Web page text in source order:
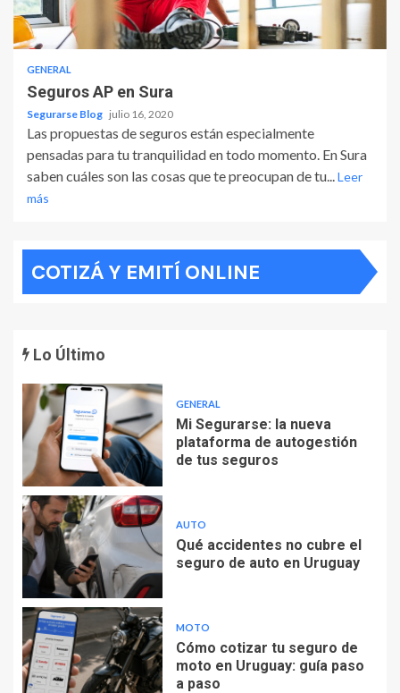
GENERAL
Seguros AP en Sura
Segurarse Blog julio 16, 2020
Las propuestas de seguros están especialmente
pensadas para tu tranquilidad en todo momento. En Sura
saben cuáles son las cosas que te preocupan de tu...Leer
más
COTIZÁ Y EMITÍ ONLINE
Lo Último
GENERAL
Mi Segurarse: la nueva
plataforma de autogestión
de tus seguros
AUTO
Qué accidentes no cubre el
seguro de auto en Uruguay
MOTO
Cómo cotizar tu seguro de
moto en Uruguay: guía paso
a paso